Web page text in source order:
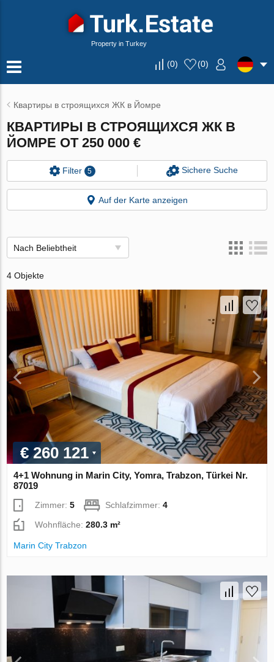
Property in Turkey
(0) (0)
Квартиры в строящихся ЖК в Йомре
КВАРТИРЫ В СТРОЯЩИХСЯ ЖК В
ЙОМРЕ ОТ 250 000 €
Filter 5 Sichere Suche
Auf der Karte anzeigen
Nach Beliebtheit
4 Objekte
€ 260 121
4+1 Wohnung in Marin City, Yomra, Trabzon, Türkei Nr.
87019
Zimmer:5 Schlafzimmer:4
Wohnfläche:280.3 m²
Marin City Trabzon